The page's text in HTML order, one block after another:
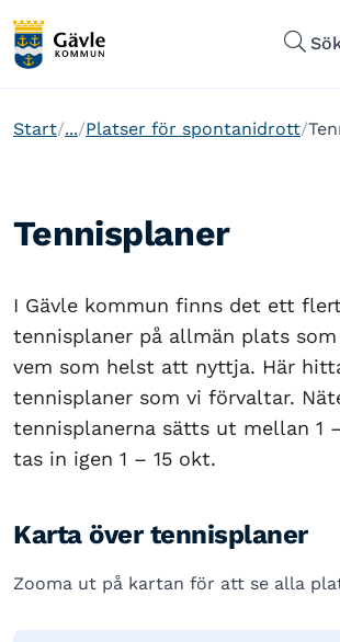
Start ... Platser för spontanidrott
Tennisplaner
I Gävle kommun finns det ett
tennisplaner på allmän plats
vem som helst att nyttja. Här
tennisplaner som vi förvaltar.
tennisplanerna sätts ut mellan 1
tas in igen 1 – 15 okt.
Karta över tennisplaner
Zooma ut på kartan för att se alla